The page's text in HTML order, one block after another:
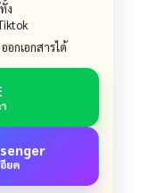
ง
อกเอกสารได้
ยด